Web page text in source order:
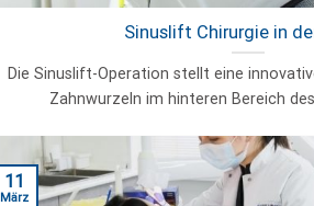
Sinuslift Chirurgie in
Die Sinuslift-Operation stellt eine
Zahnwurzeln im hinteren Bereich
11
März